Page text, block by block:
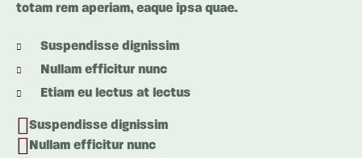
totam rem aperiam, eaque ipsa quae.
Suspendisse dignissim
Nullam efficitur nunc
Etiam eu lectus at lectus
Suspendisse dignissim
Nullam efficitur nunc